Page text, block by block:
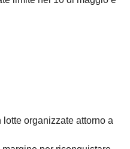
organizzate attorno a